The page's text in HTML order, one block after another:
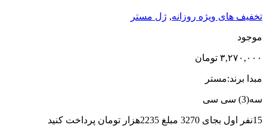
تخفیف های ویژه روزانه, ژل مستر
موجود
۳,۲۷۰,۰۰۰ تومان
مبدا برند:مستر
سه(3) سی سی
15نفر اول بجای 3270 مبلغ 2235هزار تومان پرداخت کنید